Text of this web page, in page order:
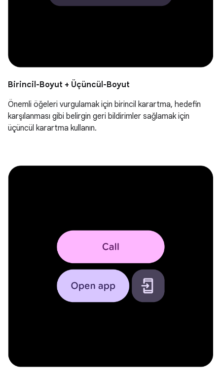
Birincil-Boyut + Üçüncül-Boyut
Önemli öğeleri vurgulamak için birincil karartma, hedefin
karşılanması gibi belirgin geri bildirimler sağlamak için
üçüncül karartma kullanın.